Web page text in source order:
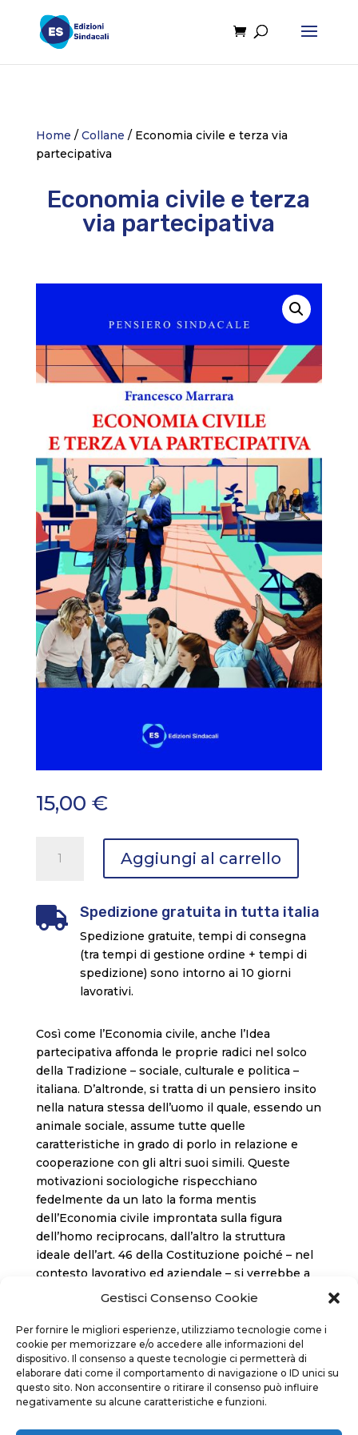
Gestisci Consenso Cookie
Per fornire le migliori esperienze, utilizziamo tecnologie come i
cookie per memorizzare e/o accedere alle informazioni del
dispositivo. Il consenso a queste tecnologie ci permetterà di
elaborare dati come il comportamento di navigazione o ID unici su
questo sito. Non acconsentire o ritirare il consenso può influire
negativamente su alcune caratteristiche e funzioni.
Home / Collane / Economia civile e terza via
partecipativa
Economia civile e terza
via partecipativa
15,00 €
civile
partecipativa
quantità
Aggiungi al carrello
 Spedizione gratuita in tutta italia
Spedizione gratuite, tempi di consegna
(tra tempi di gestione ordine + tempi di
spedizione) sono intorno ai 10 giorni
lavorativi.
Così come l’Economia civile, anche l’Idea
partecipativa affonda le proprie radici nel solco
della Tradizione – sociale, culturale e politica –
italiana. D’altronde, si tratta di un pensiero insito
nella natura stessa dell’uomo il quale, essendo un
animale sociale, assume tutte quelle
caratteristiche in grado di porlo in relazione e
cooperazione con gli altri suoi simili. Queste
motivazioni sociologiche rispecchiano
fedelmente da un lato la forma mentis
dell’Economia civile improntata sulla figura
dell’homo reciprocans, dall’altro la struttura
ideale dell’art. 46 della Costituzione poiché – nel
contesto lavorativo ed aziendale – si verrebbe a
creare quell’armonia in grado di fare emergere tra
una nuova coscienza collaborativa. Entrambe
trovano la loro essenza in quello che il
sindacalista e sociologo Daniel Mothé definì
“spirito socializzatore”.